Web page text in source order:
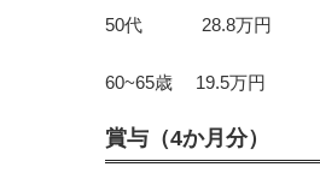
50代 28.8万円
60~65歳 19.5万円
賞与（4か月分）